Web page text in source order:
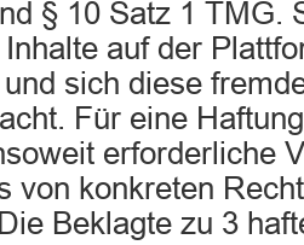
§ 10 Satz 1 TMG.
auf der
sich diese
Für eine
erforderliche
von konkreten
Beklagte zu 3